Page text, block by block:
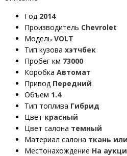
Год 2014
Производитель Chevrolet
Модель VOLT
Тип кузова хэтчбек
Пробег км 73000
Коробка Автомат
Привод Передний
Объем 1.4
Тип топлива Гибрид
Цвет красный
Цвет салона темный
Материал салона ткань
Местонахождение На